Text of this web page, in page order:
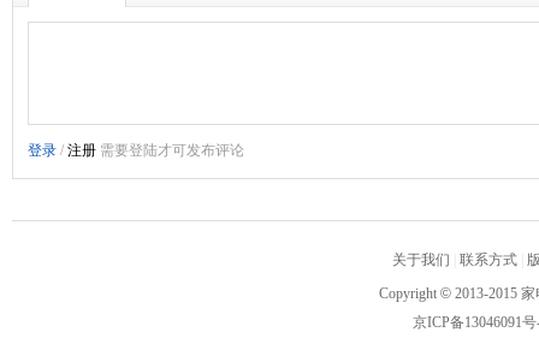
关于我们 联系方式
Copyright © 2013-2015
京ICP备13046091号